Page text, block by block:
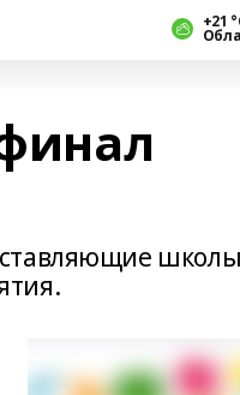
+21